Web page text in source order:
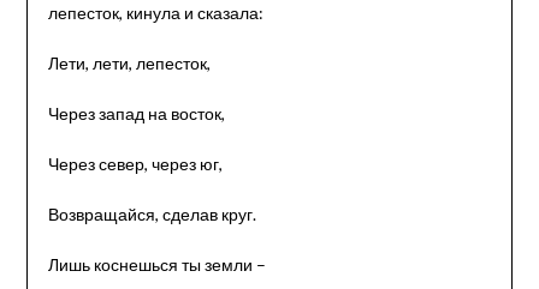
лепесток, кинула и сказала:
Лети, лети, лепесток,
Через запад на восток,
Через север, через юг,
Возвращайся, сделав круг.
Лишь коснешься ты земли –